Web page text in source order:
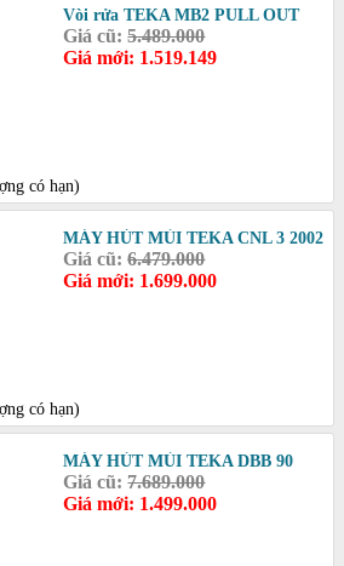
Vòi rửa TEKA MB2 PULL OUT
Giá cũ:5.489.000
Giá mới: 1.519.149
có hạn)
MÁY HÚT MÙI TEKA CNL 3 2002
Giá cũ:6.479.000
Giá mới: 1.699.000
có hạn)
MÁY HÚT MÙI TEKA DBB 90
Giá cũ:7.689.000
Giá mới: 1.499.000